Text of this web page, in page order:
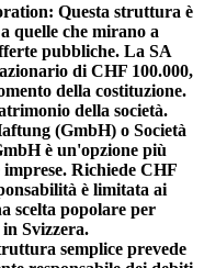
Questa struttura è
quelle che mirano a
pubbliche. La SA
di CHF 100.000,
della costituzione.
della società.
(GmbH) o Società
è un'opzione più
Richiede CHF
è limitata ai
scelta popolare per
Svizzera.
semplice prevede